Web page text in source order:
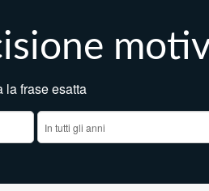
la frase esatta